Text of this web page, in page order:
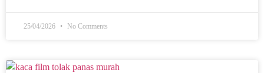
25/04/2026 No Comments